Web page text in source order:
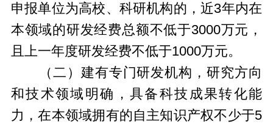
申报单位为高校、科研机构的，近3年内在
本领域的研发经费总额不低于3000万元，
且上一年度研发经费不低于1000万元。
（二）建有专门研发机构，研究方向
和技术领域明确，具备科技成果转化能
力，在本领域拥有的自主知识产权不少于5